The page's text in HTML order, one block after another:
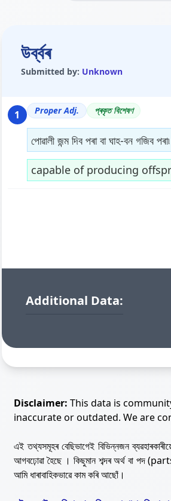
উৰ্ব্বৰ
Submitted by: Unknown
1 Proper Adj. প্ৰকৃত বিশেষণ
পোৱালী জন্ম দিব পৰা বা ঘাহ-বন গজিব পৰা৷
capable of producing
Additional Data:
Disclaimer: This data is
inaccurate or outdated. We are
এই তথ্যসমূহৰ বেছিভাগেই বিভিন্নজন
আগবঢ়োৱা হৈছে । কিছুমান শব্দৰ অৰ্থ বা পদ
আমি ধাৰাবাহিকভাৱে কাম কৰি আছোঁ।